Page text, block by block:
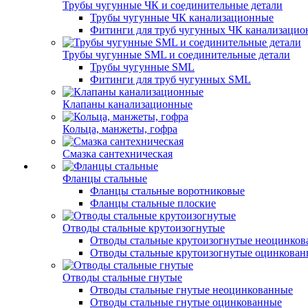
Трубы чугунные ЧК и соединительные детали
Трубы чугунные ЧК канализационные
Фитинги для труб чугунных ЧК
Трубы чугунные SML и соединительные детали
Трубы чугунные SML
Фитинги для труб чугунных SML
Клапаны канализационные
Кольца, манжеты, гофра
Смазка сантехническая
Фланцы стальные
Фланцы стальные воротниковые
Фланцы стальные плоские
Отводы стальные крутоизогнутые
Отводы стальные крутоизогнутые
Отводы стальные крутоизогнутые
Отводы стальные гнутые
Отводы стальные гнутые неоцинкованные
Отводы стальные гнутые оцинкованные